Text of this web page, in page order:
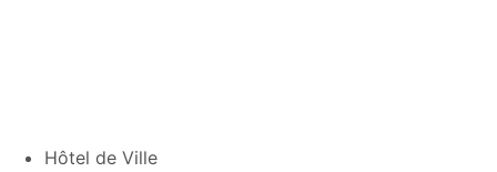
Hôtel de Ville